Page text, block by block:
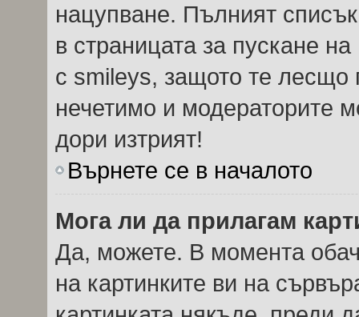
нацупване. Пълният
в страницата за пускане
с smileys, защото те
нечетимо и модераторите
дори изтрият!
Върнете се в началото
Мога ли да прилагам
Да, можете. В момента
на картинките ви на